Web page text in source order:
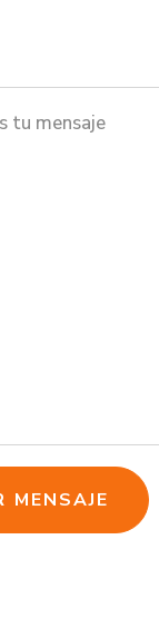
tu mensaje